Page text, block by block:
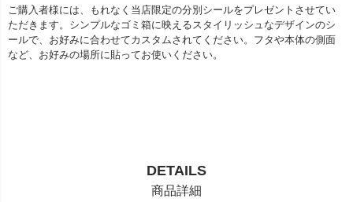
ご購入者様には、もれなく当店限定の分別シールをプレゼントさせてい
ただきます。シンプルなゴミ箱に映えるスタイリッシュなデザインのシ
ールで、お好みに合わせてカスタムされてください。フタや本体の側面
など、お好みの場所に貼ってお使いください。
DETAILS
商品詳細